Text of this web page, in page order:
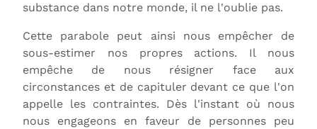
substance dans notre monde, il ne l'oublie pas.
Cette parabole peut ainsi nous empêcher de
sous-estimer nos propres actions. Il nous
empêche de nous résigner face aux
circonstances et de capituler devant ce que l'on
appelle les contraintes. Dès l'instant où nous
nous engageons en faveur de personnes peu